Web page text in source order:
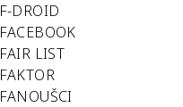
F-DROID
FACEBOOK
FAIR LIST
FAKTOR
FANOUŠCI